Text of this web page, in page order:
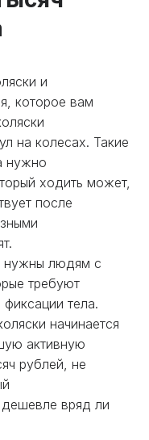
и
которое вам
на колесах. Такие
нужно
ходить может,
после
нужны людям с
требуют
тела.
начинается
активную
рублей, не
вряд ли